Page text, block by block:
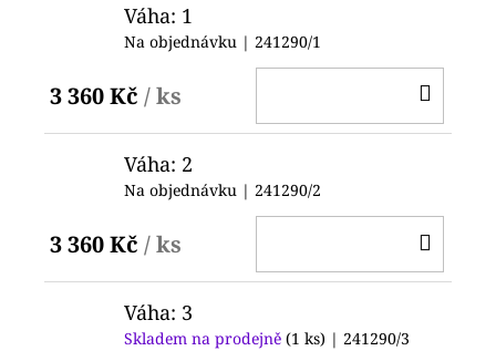
Váha: 1
Na objednávku | 241290/1
3 360 Kč / ks
Váha: 2
Na objednávku | 241290/2
3 360 Kč / ks
Váha: 3
Skladem na prodejně (1 ks) | 241290/3